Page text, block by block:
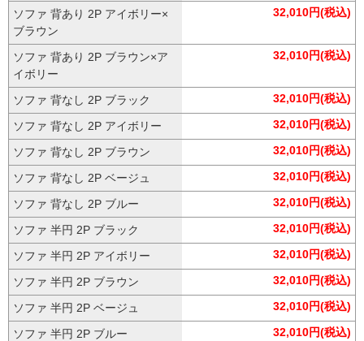
ソファ 背あり 2P アイボリー×
ブラウン
32,010円(税込)
ソファ 背あり 2P ブラウン×ア
イボリー
32,010円(税込)
ソファ 背なし 2P ブラック 32,010円(税込)
ソファ 背なし 2P アイボリー 32,010円(税込)
ソファ 背なし 2P ブラウン 32,010円(税込)
ソファ 背なし 2P ベージュ 32,010円(税込)
ソファ 背なし 2P ブルー 32,010円(税込)
ソファ 半円 2P ブラック 32,010円(税込)
ソファ 半円 2P アイボリー 32,010円(税込)
ソファ 半円 2P ブラウン 32,010円(税込)
ソファ 半円 2P ベージュ 32,010円(税込)
ソファ 半円 2P ブルー 32,010円(税込)